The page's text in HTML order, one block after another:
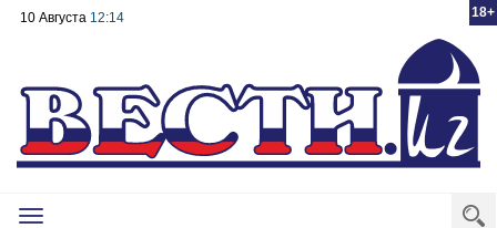
18+
10 Августа 12:14
Toggle